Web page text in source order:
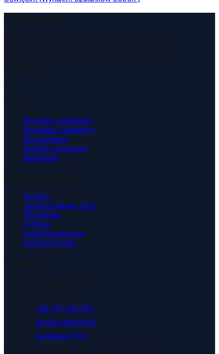
Wynajem szalunków
Sprzedaż szalunków
Rusztowania
Szalunki stropowe
Realizacje
Kontakt
Zasięg dostawy HDS
Informacje
O firmie
Usługi budowlane
Koszenie trawy
+48 537 639 955
Wyślij wiadomość
Facebook PFX